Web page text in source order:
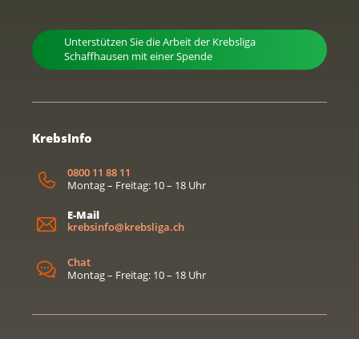
Unterstützen Sie die Arbeit der Krebsliga
Schaffhausen mit einer Spende
KrebsInfo
0800 11 88 11
Montag – Freitag: 10 – 18 Uhr
E-Mail
krebsinfo@krebsliga.ch
Chat
Montag – Freitag: 10 – 18 Uhr